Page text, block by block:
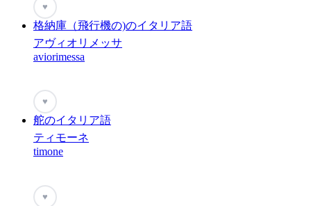
♥
格納庫（飛行機の)のイタリア語
アヴィオリメッサ
aviorimessa
♥
舵のイタリア語
ティモーネ
timone
♥